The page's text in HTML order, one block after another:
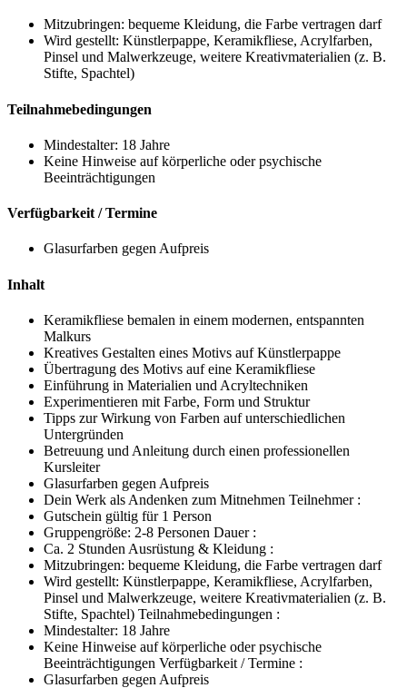
Mitzubringen: bequeme Kleidung, die Farbe vertragen darf
Wird gestellt: Künstlerpappe, Keramikfliese, Acrylfarben,
Pinsel und Malwerkzeuge, weitere Kreativmaterialien (z. B.
Stifte, Spachtel)
Teilnahmebedingungen
Mindestalter: 18 Jahre
Keine Hinweise auf körperliche oder psychische
Beeinträchtigungen
Verfügbarkeit / Termine
Glasurfarben gegen Aufpreis
Inhalt
Keramikfliese bemalen in einem modernen, entspannten
Malkurs
Kreatives Gestalten eines Motivs auf Künstlerpappe
Übertragung des Motivs auf eine Keramikfliese
Einführung in Materialien und Acryltechniken
Experimentieren mit Farbe, Form und Struktur
Tipps zur Wirkung von Farben auf unterschiedlichen
Untergründen
Betreuung und Anleitung durch einen professionellen
Kursleiter
Glasurfarben gegen Aufpreis
Dein Werk als Andenken zum Mitnehmen Teilnehmer :
Gutschein gültig für 1 Person
Gruppengröße: 2-8 Personen Dauer :
Ca. 2 Stunden Ausrüstung & Kleidung :
Mitzubringen: bequeme Kleidung, die Farbe vertragen darf
Wird gestellt: Künstlerpappe, Keramikfliese, Acrylfarben,
Pinsel und Malwerkzeuge, weitere Kreativmaterialien (z. B.
Stifte, Spachtel) Teilnahmebedingungen :
Mindestalter: 18 Jahre
Keine Hinweise auf körperliche oder psychische
Beeinträchtigungen Verfügbarkeit / Termine :
Glasurfarben gegen Aufpreis